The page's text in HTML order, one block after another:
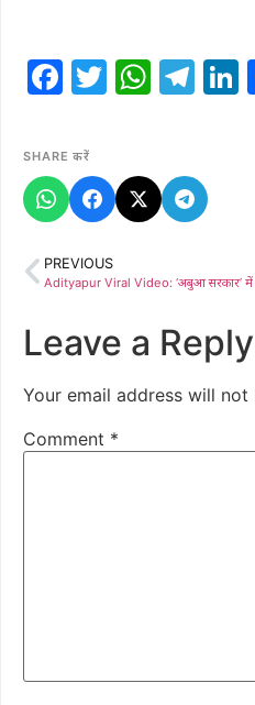
Facebook
Twitter
SHARE करें
PREVIOUS
Leave a Reply
Your email address will not
Comment *